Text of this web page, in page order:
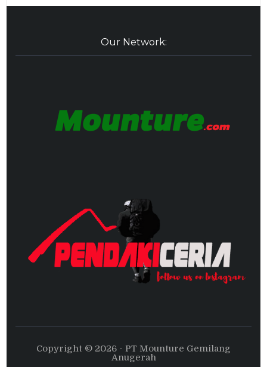
Our Network:
Copyright © 2026 - PT Mounture Gemilang
Anugerah